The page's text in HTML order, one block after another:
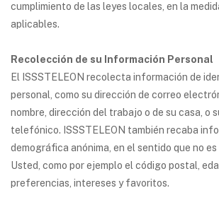
cumplimiento de las leyes locales, en la
aplicables.
Recolección de su Información Personal
El ISSSTELEON recolecta información de
personal, como su dirección de correo
nombre, dirección del trabajo o de su casa, o
telefónico. ISSSTELEON también recaba
demográfica anónima, en el sentido que no
Usted, como por ejemplo el código postal,
preferencias, intereses y favoritos.